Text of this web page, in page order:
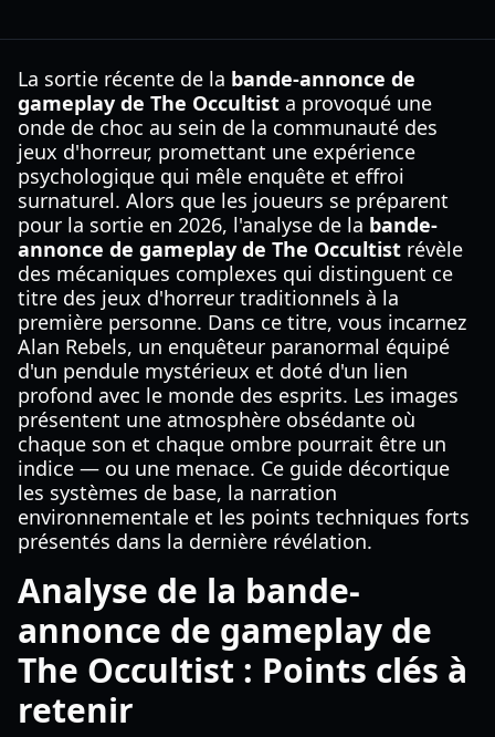
La sortie récente de la bande-annonce de
gameplay de The Occultist a provoqué une
onde de choc au sein de la communauté des
jeux d'horreur, promettant une expérience
psychologique qui mêle enquête et effroi
surnaturel. Alors que les joueurs se préparent
pour la sortie en 2026, l'analyse de la bande-
annonce de gameplay de The Occultist révèle
des mécaniques complexes qui distinguent ce
titre des jeux d'horreur traditionnels à la
première personne. Dans ce titre, vous incarnez
Alan Rebels, un enquêteur paranormal équipé
d'un pendule mystérieux et doté d'un lien
profond avec le monde des esprits. Les images
présentent une atmosphère obsédante où
chaque son et chaque ombre pourrait être un
indice — ou une menace. Ce guide décortique
les systèmes de base, la narration
environnementale et les points techniques forts
présentés dans la dernière révélation.
Analyse de la bande-
annonce de gameplay de
The Occultist : Points clés à
retenir